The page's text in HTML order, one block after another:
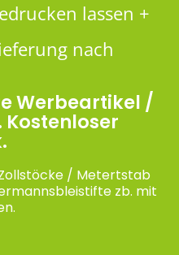
lassen +
nach
Werbeartikel /
/ Metertstab
zb. mit